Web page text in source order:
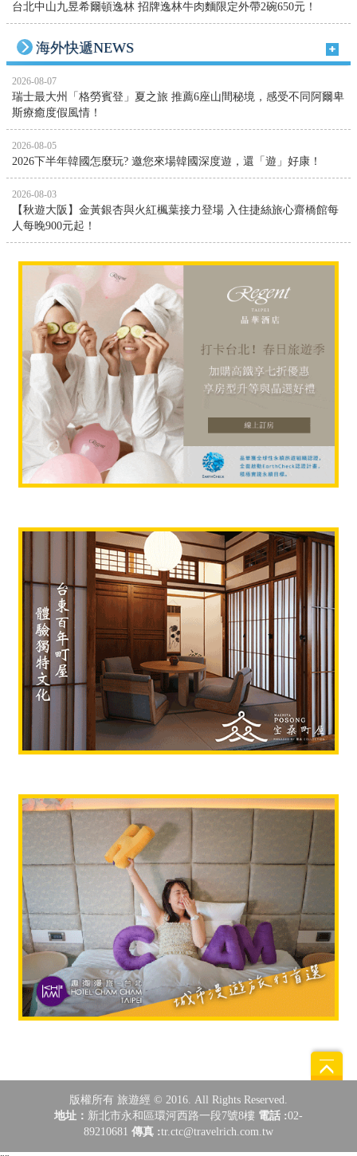
台北中山九昱希爾頓逸林 招牌逸林牛肉麵限定外帶2碗650元！
海外快遞NEWS
2026-08-07
瑞士最大州「格勞賓登」夏之旅 推薦6座山間秘境，感受不同阿爾卑
斯療癒度假風情！
2026-08-05
2026下半年韓國怎麼玩? 邀您來場韓國深度遊，還「遊」好康！
2026-08-03
【秋遊大阪】金黃銀杏與火紅楓葉接力登場 入住捷絲旅心齋橋館每
人每晚900元起！
版權所有 旅遊經 © 2016. All Rights Reserved.
地址： 新北市永和區環河西路一段7號8樓 電話 :02-
89210681 傳真 :tr.ctc@travelrich.com.tw